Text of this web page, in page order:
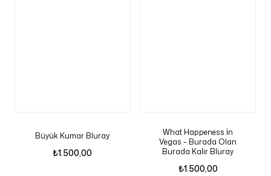
Büyük Kumar Bluray
₺1.500,00
What Happeness İn
Vegas – Burada Olan
Burada Kalir Bluray
₺1.500,00